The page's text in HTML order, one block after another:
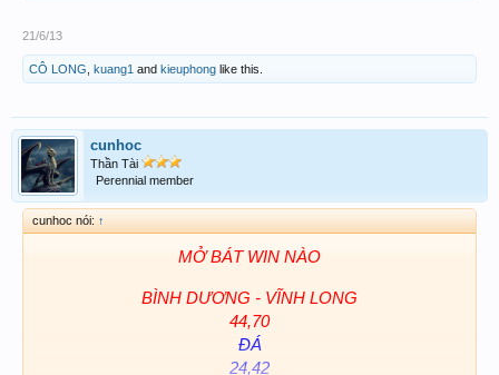
21/6/13
CÔ LONG kuang1 and kieuphong like this.
cunhoc
Thần Tài
Perennial member
cunhoc nói: ↑
MỞ BÁT WIN NÀO
BÌNH DƯƠNG - VĨNH LONG
44,70
ĐÁ
24,42